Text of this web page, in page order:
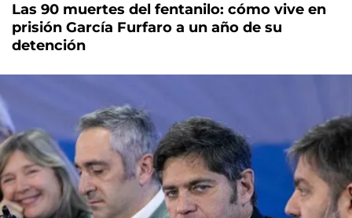
Las 90 muertes del fentanilo: cómo vive en
prisión García Furfaro a un año de su
detención